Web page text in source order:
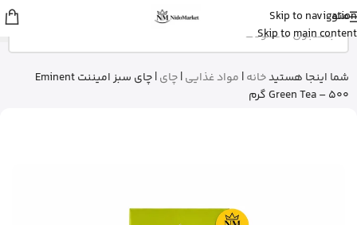
Skip to navigation
Skip to main content
منو
شما اینجا هستیدخانه| مواد غذایی|چای|
چای سبز امیننت Eminent
Green Tea – 500 گرم
sinaاز اصفهان
قرص ول من اورجینال رو خرید کرد